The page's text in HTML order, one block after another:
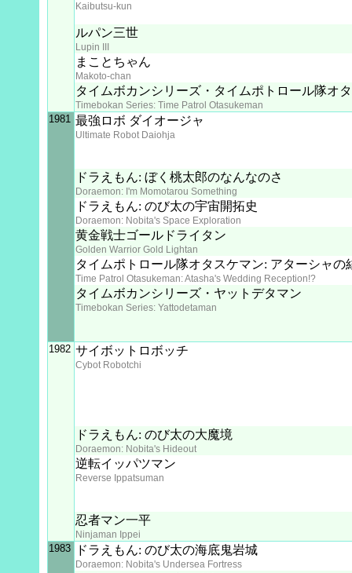
Kaibutsu-kun
ルパン三世
Lupin III
まことちゃん
Makoto-chan
タイムボカンシリーズ・タイムポトロール隊オ
Timebokan Series: Time Patrol Otasukeman
1981 最強ロボ ダイオージャ
Ultimate Robot Daiohja
ドラえもん: ぼく桃太郎のなんなのさ
Doraemon: I'm Momotarou Something
ドラえもん: のび太の宇宙開拓史
Doraemon: Nobita's Space Exploration
黄金戦士ゴールドライタン
Golden Warrior Gold Lightan
タイムポトロール隊オタスケマン: アターシャの
Time Patrol Otasukeman: Atasha's Wedding Reception!?
タイムボカンシリーズ・ヤットデタマン
Timebokan Series: Yattodetaman
1982 サイボットロボッチ
Cybot Robotchi
ドラえもん: のび太の大魔境
Doraemon: Nobita's Hideout
逆転イッパツマン
Reverse Ippatsuman
忍者マン一平
Ninjaman Ippei
1983 ドラえもん: のび太の海底鬼岩城
Doraemon: Nobita's Undersea Fortress